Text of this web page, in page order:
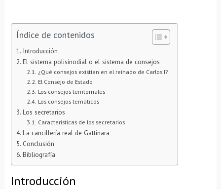
Índice de contenidos
Introducción
El sistema polisinodial o el sistema de consejos
¿Qué consejos existían en el reinado de Carlos I?
El Consejo de Estado
Los consejos territorriales
Los consejos temáticos
Los secretarios
Características de los secretarios
La cancillería real de Gattinara
Conclusión
Bibliografía
Introducción